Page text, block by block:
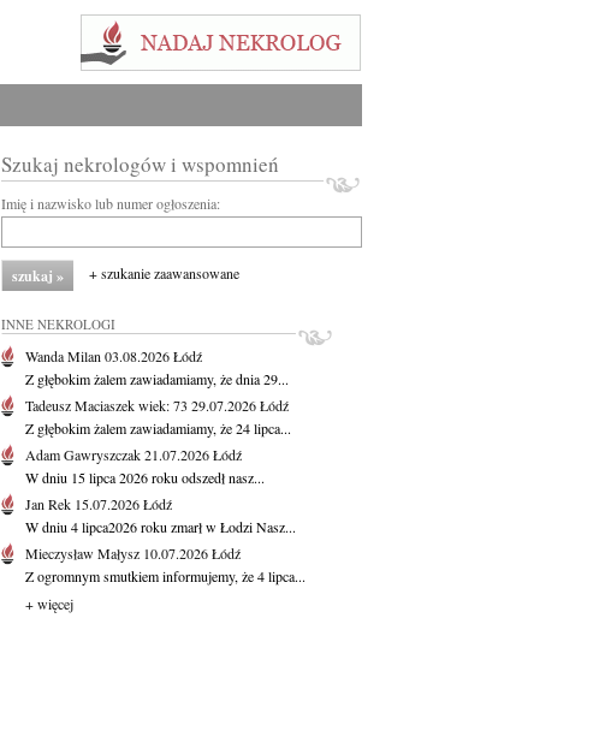
Szukaj nekrologów i wspomnień
Imię i nazwisko lub numer ogłoszenia:
+ szukanie zaawansowane
INNE NEKROLOGI
Wanda Milan 03.08.2026Łódź
Z głębokim żalem zawiadamiamy, że dnia 29...
Tadeusz Maciaszekwiek: 73 29.07.2026Łódź
Z głębokim żalem zawiadamiamy, że 24 lipca...
Adam Gawryszczak21.07.2026Łódź
W dniu 15 lipca 2026 roku odszedł nasz...
Jan Rek 15.07.2026Łódź
W dniu 4 lipca2026 roku zmarł w Łodzi Nasz...
Mieczysław Małysz 10.07.2026Łódź
Z ogromnym smutkiem informujemy, że 4 lipca...
+ więcej